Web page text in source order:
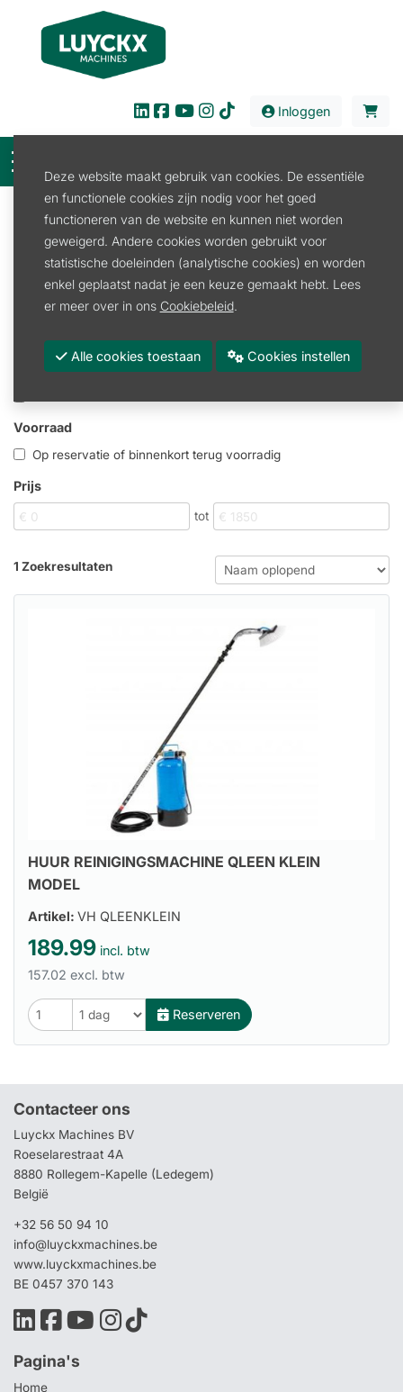
Inloggen
Filter
Verhuur
Glasreiniging
Osmose systeem
Promoties
Merk
Voorraad
Op reservatie of binnenkort terug voorradig
Prijs
tot
1 Zoekresultaten
HUUR REINIGINGSMACHINE QLEEN KLEIN
MODEL
Artikel: VH QLEENKLEIN
189.99 incl. btw
157.02 excl. btw
Reserveren
Contacteer ons
Luyckx Machines BV
Roeselarestraat 4A
8880 Rollegem-Kapelle (Ledegem)
België
+32 56 50 94 10
info@luyckxmachines.be
www.luyckxmachines.be
BE 0457 370 143
Pagina's
Home
Deze website maakt gebruik van cookies. De essentiële
en functionele cookies zijn nodig voor het goed
functioneren van de website en kunnen niet worden
geweigerd. Andere cookies worden gebruikt voor
statistische doeleinden (analytische cookies) en worden
enkel geplaatst nadat je een keuze gemaakt hebt. Lees
er meer over in ons Cookiebeleid.
Alle cookies toestaan Cookies instellen